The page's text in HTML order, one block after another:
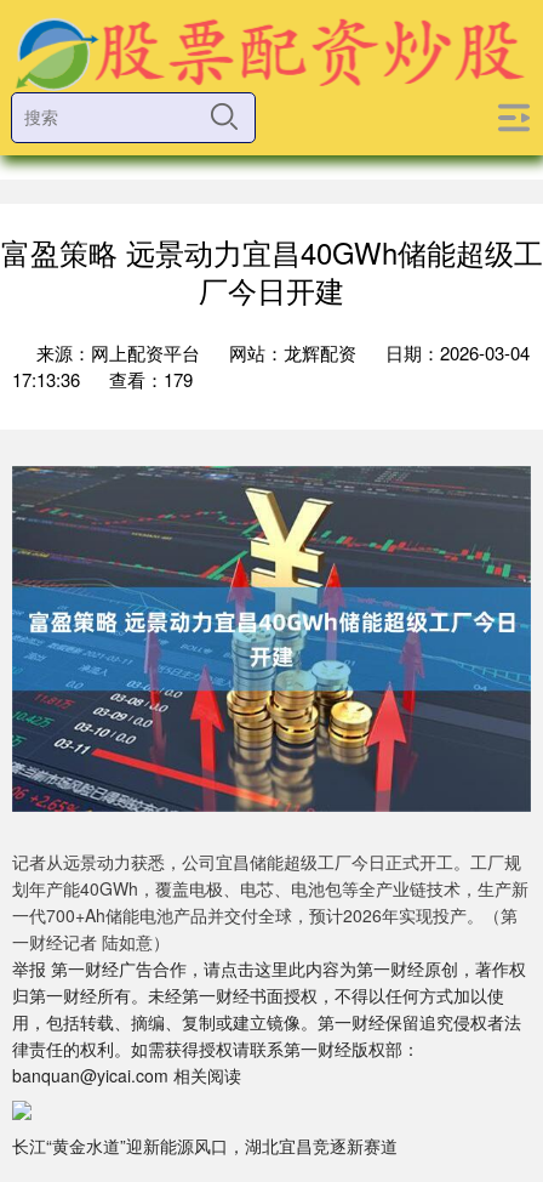
富盈策略 远景动力宜昌40GWh储能超级工
厂今日开建
来源：网上配资平台 网站：龙辉配资
日期：2026-03-04
17:13:36
查看：179
记者从远景动力获悉，公司宜昌储能超级工厂今日正式开工。工厂规
划年产能40GWh，覆盖电极、电芯、电池包等全产业链技术，生产新
一代700+Ah储能电池产品并交付全球，预计2026年实现投产。（第
一财经记者 陆如意）
举报 第一财经广告合作，请点击这里此内容为第一财经原创，著作权
归第一财经所有。未经第一财经书面授权，不得以任何方式加以使
用，包括转载、摘编、复制或建立镜像。第一财经保留追究侵权者法
律责任的权利。如需获得授权请联系第一财经版权部：
banquan@yicai.com 相关阅读
长江“黄金水道”迎新能源风口，湖北宜昌竞逐新赛道